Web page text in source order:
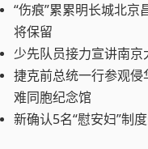
“伤痕”累累明长城北京
将保留
少先队员接力宣讲南京
捷克前总统一行参观
难同胞纪念馆
新确认5名“慰安妇”制